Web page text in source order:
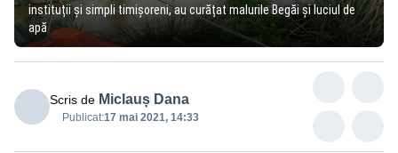
instituții și simpli timișoreni, au curățat malurile Begăi și luciul de
apă
Scris de Miclauș Dana
Publicat:17 mai 2021, 14:33